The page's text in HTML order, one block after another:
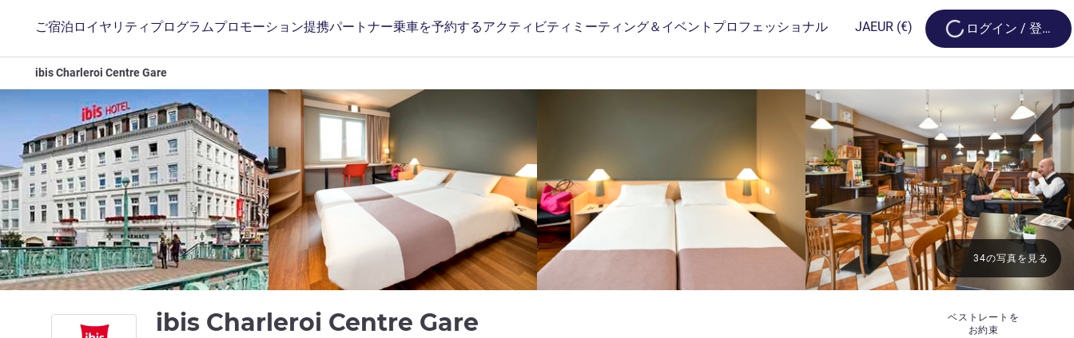
ご宿泊 ロイヤリティプログラムプロモーション提携パートナー乗車を予約するアクティビティ ミーティング＆イベント プロフェッショナル JAEUR (€) Loading...
ログイン / 登録
ibis Charleroi Centre Gare
ibis Charleroi Centre Gare
ベストレートを
お約束
34の写真を見る